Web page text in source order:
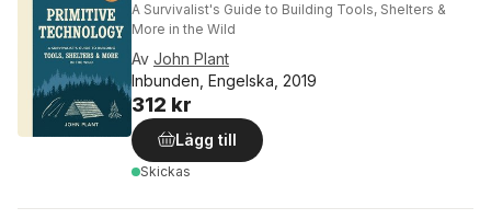
A Survivalist's Guide to Building Tools, Shelters &
More in the Wild
Av John Plant
Inbunden, Engelska, 2019
312 kr
Lägg till
Skickas